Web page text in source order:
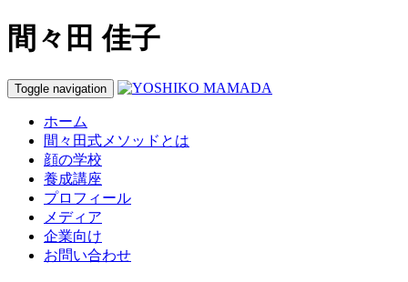
間々田 佳子
Toggle navigation
ホーム
間々田式メソッドとは
顔の学校
養成講座
プロフィール
メディア
企業向け
お問い合わせ